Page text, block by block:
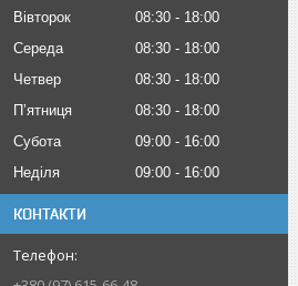
Вівторок
08:30
18:00
Середа
08:30
18:00
Четвер
08:30
18:00
Пʼятниця
08:30
18:00
Субота
09:00
16:00
Неділя
09:00 16:00
КОНТАКТИ